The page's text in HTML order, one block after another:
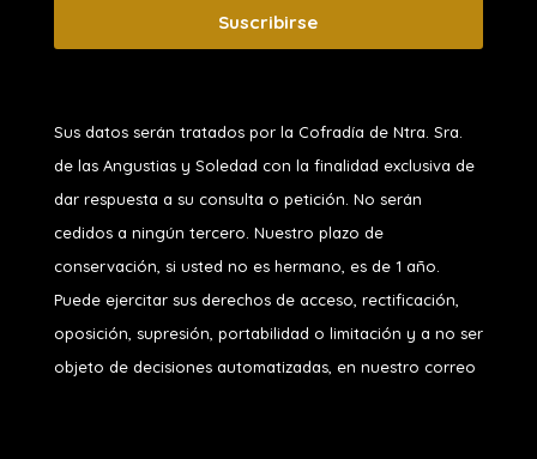
Suscribirse
Sus datos serán tratados por la Cofradía de Ntra. Sra.
de las Angustias y Soledad con la finalidad exclusiva de
dar respuesta a su consulta o petición. No serán
cedidos a ningún tercero. Nuestro plazo de
conservación, si usted no es hermano, es de 1 año.
Puede ejercitar sus derechos de acceso, rectificación,
oposición, supresión, portabilidad o limitación y a no ser
objeto de decisiones automatizadas, en nuestro correo